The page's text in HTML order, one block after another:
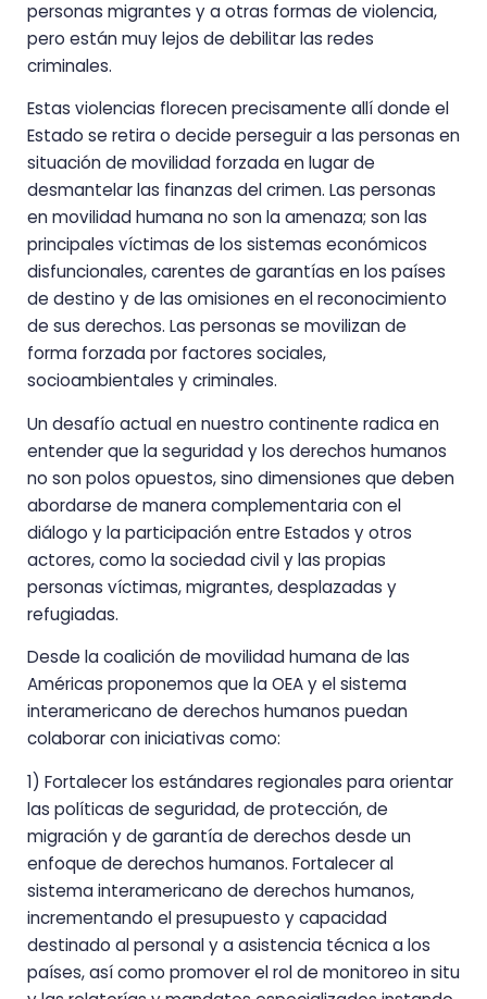
personas migrantes y a otras formas de violencia,
pero están muy lejos de debilitar las redes
criminales.
Estas violencias florecen precisamente allí donde el
Estado se retira o decide perseguir a las personas en
situación de movilidad forzada en lugar de
desmantelar las finanzas del crimen. Las personas
en movilidad humana no son la amenaza; son las
principales víctimas de los sistemas económicos
disfuncionales, carentes de garantías en los países
de destino y de las omisiones en el reconocimiento
de sus derechos. Las personas se movilizan de
forma forzada por factores sociales,
socioambientales y criminales.
Un desafío actual en nuestro continente radica en
entender que la seguridad y los derechos humanos
no son polos opuestos, sino dimensiones que deben
abordarse de manera complementaria con el
diálogo y la participación entre Estados y otros
actores, como la sociedad civil y las propias
personas víctimas, migrantes, desplazadas y
refugiadas.
Desde la coalición de movilidad humana de las
Américas proponemos que la OEA y el sistema
interamericano de derechos humanos puedan
colaborar con iniciativas como:
1) Fortalecer los estándares regionales para orientar
las políticas de seguridad, de protección, de
migración y de garantía de derechos desde un
enfoque de derechos humanos. Fortalecer al
sistema interamericano de derechos humanos,
incrementando el presupuesto y capacidad
destinado al personal y a asistencia técnica a los
países, así como promover el rol de monitoreo in situ